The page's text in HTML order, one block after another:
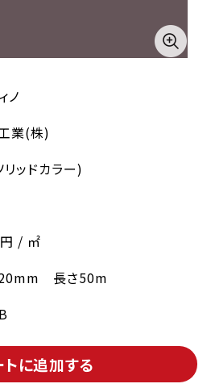
ノ
業(株)
ッドカラー)
/ ㎡
長さ50m
トに追加する